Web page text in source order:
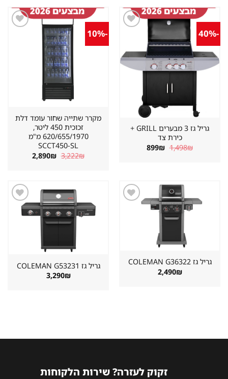
במועדפים
גריל גז 3 מבערים GRILL +
כירת צד
1,498₪ המחיר
המקורי
899₪ המחיר
הנוכחי
מקרר שתייה שחור עומד דלת
זכוכית 450 ליטר,
620/655/1970 מ"מ
SCCT450-SL
3,222₪ המחיר
המקורי
2,890₪ המחיר
הנוכחי
גריל גז ⁦COLEMAN G36322⁩
2,490₪
שמור
מוצר
גריל גז ⁦COLEMAN G53231⁩
3,290₪
זקוק לעזרה? שירות הלקוחות